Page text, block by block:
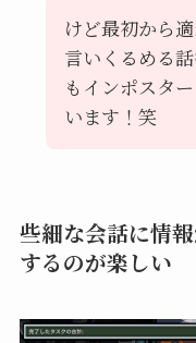
けど最初から
言いくるめる
もインポスタ
います！笑
些細な会話に情
するのが楽しい